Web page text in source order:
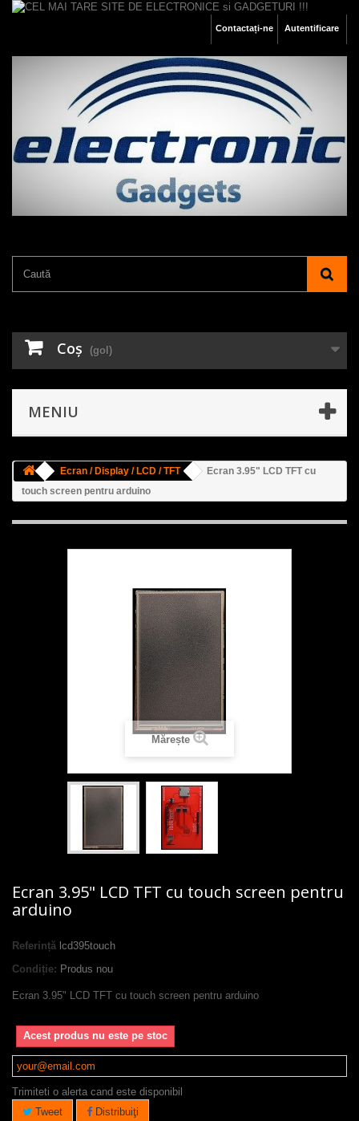
Autentificare
Contactați-ne
Coş (gol)
MENIU
Ecran / Display / LCD / TFT
Ecran 3.95" LCD TFT cu
touch screen pentru arduino
Mărește
Ecran 3.95" LCD TFT cu touch screen pentru
arduino
Referință lcd395touch
Condiție: Produs nou
Ecran 3.95" LCD TFT cu touch screen pentru arduino
Acest produs nu este pe stoc
Trimiteti o alerta cand este disponibil
Tweet
Distribuiţi